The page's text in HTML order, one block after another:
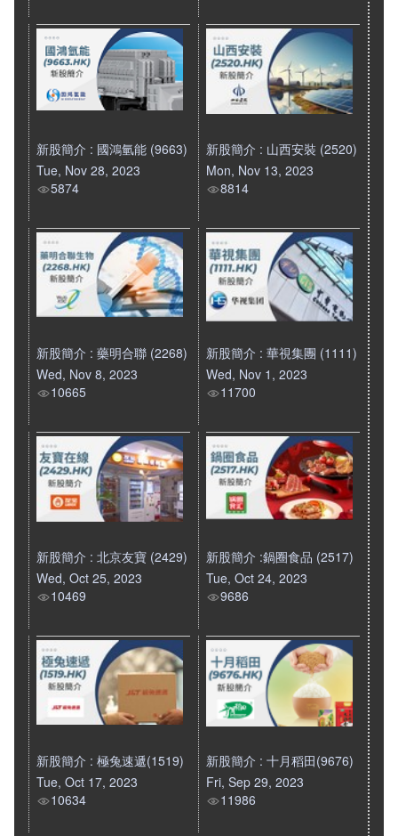
新股簡介 : 國鴻氫能 (9663)
Tue, Nov 28, 2023
5874
新股簡介 : 山西安裝 (2520)
Mon, Nov 13, 2023
8814
新股簡介 : 藥明合聯 (2268)
Wed, Nov 8, 2023
10665
新股簡介 : 華視集團 (1111)
Wed, Nov 1, 2023
11700
新股簡介 : 北京友寶 (2429)
Wed, Oct 25, 2023
10469
新股簡介 :鍋圈食品 (2517)
Tue, Oct 24, 2023
9686
新股簡介 : 極兔速遞(1519)
Tue, Oct 17, 2023
10634
新股簡介 : 十月稻田(9676)
Fri, Sep 29, 2023
11986